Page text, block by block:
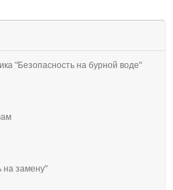
"Безопасность на бурной воде"
на замену"